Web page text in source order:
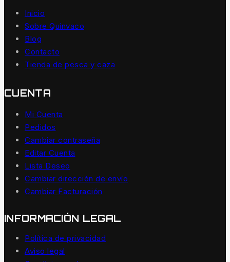
Inicio
Sobre Quinvaco
Blog
Contacto
Tienda de pesca y caza
CUENTA
Mi Cuenta
Pedidos
Cambiar contraseña
Editar Cuenta
Lista Deseo
Cambiar dirección de envío
Cambiar Facturación
INFORMACIÓN LEGAL
Política de privacidad
Aviso legal